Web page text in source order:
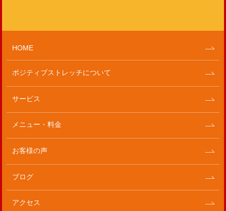
HOME
ポジティブストレッチについて
サービス
メニュー・料金
お客様の声
ブログ
アクセス